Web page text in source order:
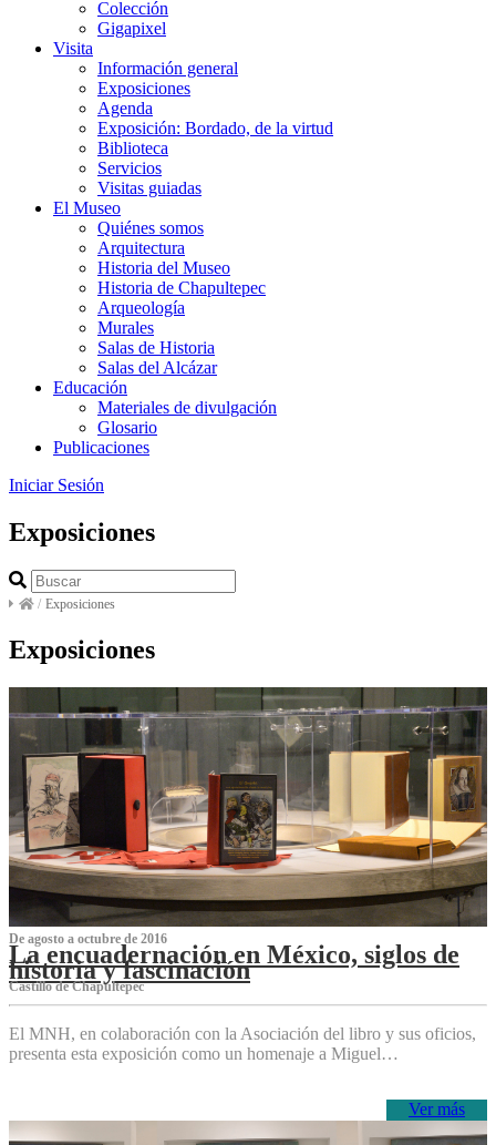
Colección
Gigapixel
Visita
Información general
Exposiciones
Agenda
Exposición: Bordado, de la virtud
Biblioteca
Servicios
Visitas guiadas
El Museo
Quiénes somos
Arquitectura
Historia del Museo
Historia de Chapultepec
Arqueología
Murales
Salas de Historia
Salas del Alcázar
Educación
Materiales de divulgación
Glosario
Publicaciones
Iniciar Sesión
Exposiciones
/ Exposiciones
Exposiciones
De agosto a octubre de 2016
La encuadernación en México, siglos de
historia y fascinación
Castillo de Chapultepec
El MNH, en colaboración con la Asociación del libro y sus oficios,
presenta esta exposición como un homenaje a Miguel…
Ver más